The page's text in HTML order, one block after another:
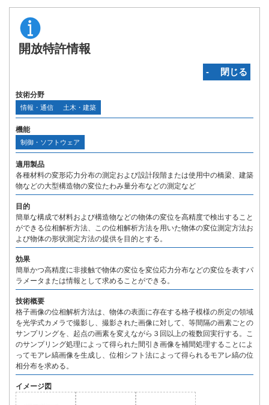
開放特許情報
‐ 閉じる
技術分野
情報・通信 土木・建築
機能
制御・ソフトウェア
適用製品
各種材料の変形応力分布の測定および設計段階または使用中の橋梁、建築
物などの大型構造物の変位たわみ量分布などの測定など
目的
簡単な構成で材料および構造物などの物体の変位を高精度で検出すること
ができる位相解析方法、この位相解析方法を用いた物体の変位測定方法お
よび物体の形状測定方法の提供を目的とする。
効果
簡単かつ高精度に非接触で物体の変位を変位応力分布などの変位を表すパ
ラメータまたは情報として求めることができる。
技術概要
格子画像の位相解析方法は、物体の表面に存在する格子模様の所定の領域
を光学式カメラで撮影し、撮影された画像に対して、等間隔の画素ごとの
サンプリングを、起点の画素を変えながら３回以上の複数回実行する。こ
のサンプリング処理によって得られた間引き画像を補間処理することによ
ってモアレ縞画像を生成し、位相シフト法によって得られるモアレ縞の位
相分布を求める。
イメージ図